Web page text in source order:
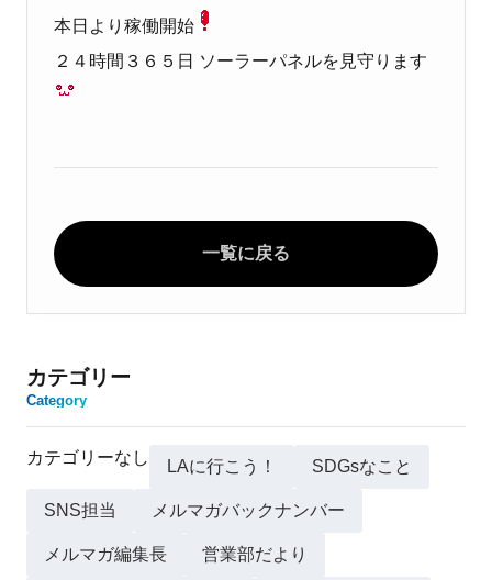
本日より稼働開始
２４時間３６５日 ソーラーパネルを見守ります
一覧に戻る
カテゴリー
Category
カテゴリーなし LAに行こう！ SDGsなこと
SNS担当 メルマガバックナンバー
メルマガ編集長 営業部だより